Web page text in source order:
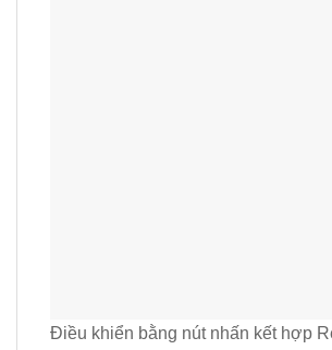
Điều khiển bằng nút nhấn kết hợp